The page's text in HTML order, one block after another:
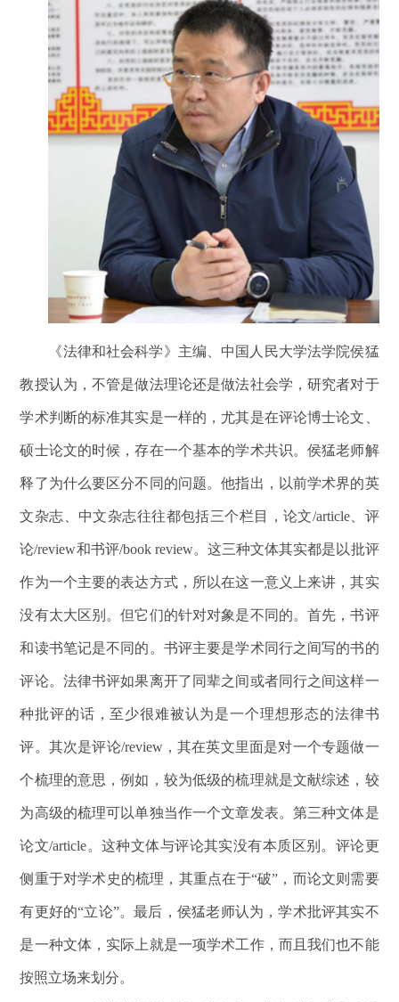
《法律和社会科学》主编、中国人民大学法学院侯猛
教授认为，不管是做法理论还是做法社会学，研究者对于
学术判断的标准其实是一样的，尤其是在评论博士论文、
硕士论文的时候，存在一个基本的学术共识。侯猛老师解
释了为什么要区分不同的问题。他指出，以前学术界的英
文杂志、中文杂志往往都包括三个栏目，论文/article、评
论/review和书评/book review。这三种文体其实都是以批评
作为一个主要的表达方式，所以在这一意义上来讲，其实
没有太大区别。但它们的针对对象是不同的。首先，书评
和读书笔记是不同的。书评主要是学术同行之间写的书的
评论。法律书评如果离开了同辈之间或者同行之间这样一
种批评的话，至少很难被认为是一个理想形态的法律书
评。其次是评论/review，其在英文里面是对一个专题做一
个梳理的意思，例如，较为低级的梳理就是文献综述，较
为高级的梳理可以单独当作一个文章发表。第三种文体是
论文/article。这种文体与评论其实没有本质区别。评论更
侧重于对学术史的梳理，其重点在于“破”，而论文则需要
有更好的“立论”。最后，侯猛老师认为，学术批评其实不
是一种文体，实际上就是一项学术工作，而且我们也不能
按照立场来划分。